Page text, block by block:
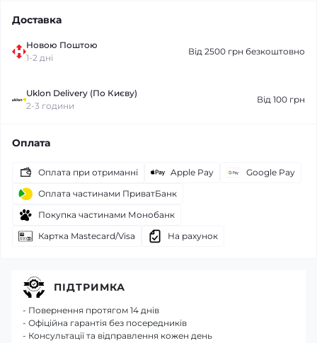
Доставка
Новою Поштою
1-2 дні
Від 2500 грн безкоштовно
Uklon Delivery (По Києву)
2-3 години
Від 100 грн
Оплата
Оплата при отриманні Apple Pay
Google Pay
Оплата частинами ПриватБанк
Покупка частинами Монобанк
Картка Mastecard/Visa
На рахунок
ПІДТРИМКА
- Повернення протягом 14 днів
- Офіційна гарантія без посередників
- Консультації та відправлення кожен день